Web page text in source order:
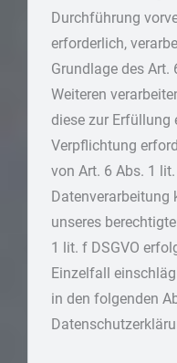
Durchführung
erforderlich,
Grundlage des Art.
Weiteren
diese zur Erfüllung
Verpflichtung
von Art. 6 Abs. 1 lit.
Datenverarbeitung
unseres
1 lit. f DSGVO
Einzelfall
in den folgenden